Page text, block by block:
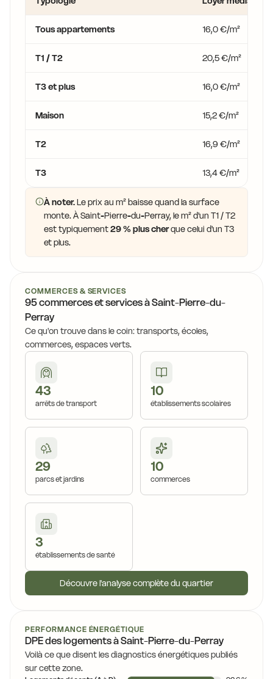
Tous appartements 16,0 €/m²
T1 / T2 20,5 €/m²
T3 et plus 16,0 €/m²
Maison 15,2 €/m²
T2 16,9 €/m²
T3 13,4 €/m²
À noter.Le prix au m² baisse quand la surface
monte. À Saint-Pierre-du-Perray, le m² d'un T1 / T2
est typiquement29 % plus cherque celui d'un T3
et plus.
COMMERCES & SERVICES
95 commerces et services à Saint-Pierre-du-
Perray
Ce qu'on trouve dans le coin: transports, écoles,
commerces, espaces verts.
43
arrêts de transport
10
établissements scolaires
29
parcs et jardins
10
commerces
3
établissements de santé
Découvre l'analyse complète du quartier
PERFORMANCE ÉNERGÉTIQUE
DPE des logements à Saint-Pierre-du-Perray
Voilà ce que disent les diagnostics énergétiques publiés
sur cette zone.